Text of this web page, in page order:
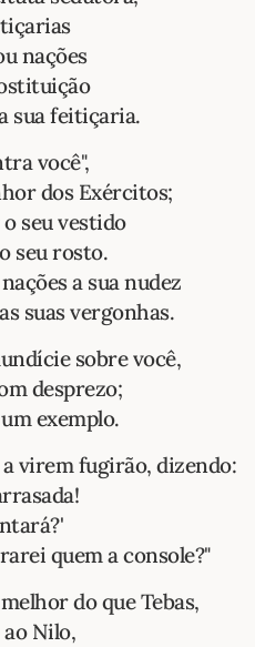
nações
sua feitiçaria.
você",
dos Exércitos;
seu vestido
seu rosto.
a sua nudez
suas vergonhas.
sobre você,
desprezo;
exem­plo.
a virem fugirão, dizendo:
quem a console?"
do que Tebas,
Nilo,